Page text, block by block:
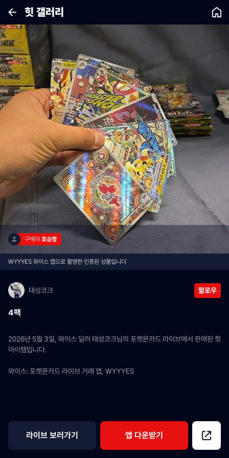
힛 갤러리
구매자 호승짱
WYYYES 와이스 앱으로 촬영한 인증된 상품입니다
태성코크 팔로우
4팩
2026년 5월 3일, 와이스 딜러 태성코크님의 포켓몬카드 라이브에서 판매된 힛
아이템입니다.
와이스: 포켓몬카드 라이브 거래 앱, WYYYES
라이브 보러가기 앱 다운받기